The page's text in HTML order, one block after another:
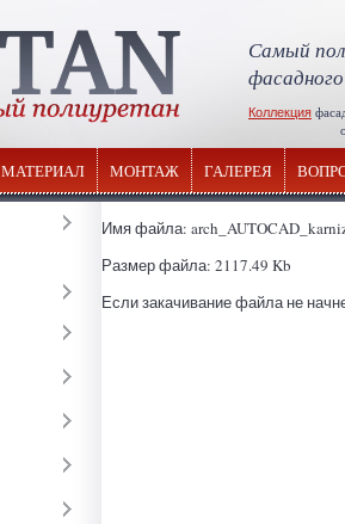
Самый
Коллекция
МАТЕРИАЛ МОНТАЖ ГАЛЕРЕЯ
Имя файла:
Размер файла: 2117.49 Kb
Если закачивание файла не